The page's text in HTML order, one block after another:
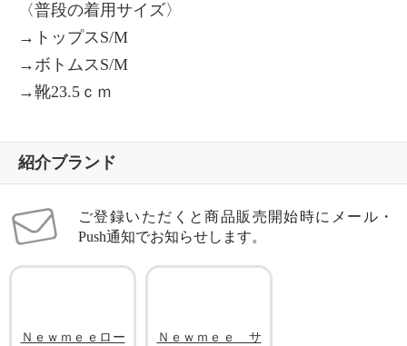
〈普段の着用サイズ〉
→トップスS/M
→ボトムスS/M
→靴23.5ｃｍ
紹介ブランド
ご登録いただくと商品販売開始時にメール・
Push通知でお知らせします。
Ｎｅｗｍｅｅロー
Ｎｅｗｍｅｅ サ